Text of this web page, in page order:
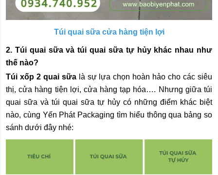
Túi quai sữa cửa hàng tiện lợi
2. Túi quai sữa và túi quai sữa tự hủy khác nhau như
thế nào?
Túi xốp 2 quai sữalà sự lựa chọn hoàn hảo cho các siêu
thị, cửa hàng tiện lợi, cửa hàng tạp hóa…. Nhưng giữa túi
quai sữa và túi quai sữa tự hủy có những điểm khác biệt
nào, cùng Yến Phát Packaging tìm hiểu thông qua bảng so
sánh dưới đây nhé: